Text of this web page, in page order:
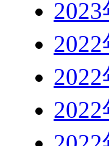
2023
2022
2022
2022